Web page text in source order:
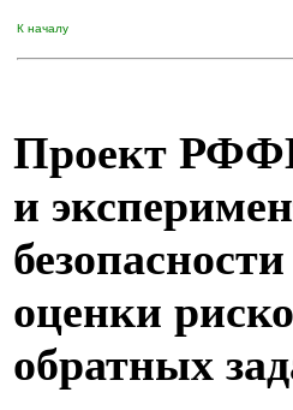
К началу
Проект
и
оценки
обратных